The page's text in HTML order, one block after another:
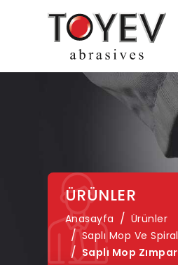
ÜRÜNLER
Anasayfa
Ürünler
Saplı Mop Ve
Saplı Mop